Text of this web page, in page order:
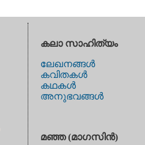
കലാ സാഹിത്യം
ലേഖനങ്ങള്‍
കവിതകള്‍
കഥകള്‍
അനുഭവങ്ങള്‍
മഞ്ഞ (മാഗസിന്‍)